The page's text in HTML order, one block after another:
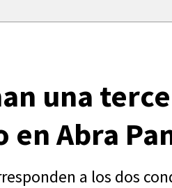
una
en Abra
a los dos